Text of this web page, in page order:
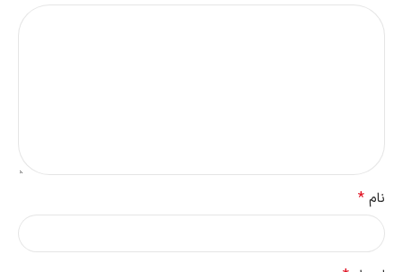
نام *